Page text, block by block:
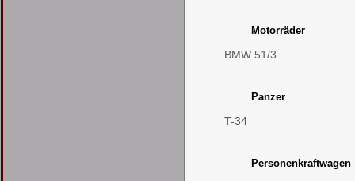
Motorräder
BMW 51/3
Panzer
T-34
Personenkraftwagen